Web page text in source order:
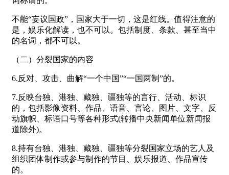
不能“妄议国政”，国家大于一切，这是红线。值得注意的
是，娱乐化解读，也不可以。包括制度、条款、甚至当中
的名词，都不可以。
（二）分裂国家的内容
6.反对、攻击、曲解“一个中国”“一国两制”的。
7.反映台独、港独、藏独、疆独等的言行、活动、标识
的，包括影像资料、作品、语音、言论、图片、文字、反
动旗帜、标语口号等各种形式(转播中央新闻单位新闻报
道除外)。
8.持有台独、港独、藏独、疆独等分裂国家立场的艺人及
组织团体制作或参与制作的节目、娱乐报道、作品宣传
的。